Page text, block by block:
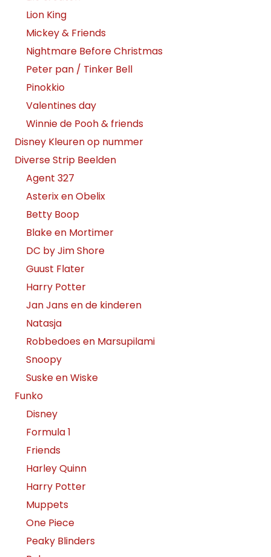
Lion King
Mickey & Friends
Nightmare Before Christmas
Peter pan / Tinker Bell
Pinokkio
Valentines day
Winnie de Pooh & friends
Disney Kleuren op nummer
Diverse Strip Beelden
Agent 327
Asterix en Obelix
Betty Boop
Blake en Mortimer
DC by Jim Shore
Guust Flater
Harry Potter
Jan Jans en de kinderen
Natasja
Robbedoes en Marsupilami
Snoopy
Suske en Wiske
Funko
Disney
Formula 1
Friends
Harley Quinn
Harry Potter
Muppets
One Piece
Peaky Blinders